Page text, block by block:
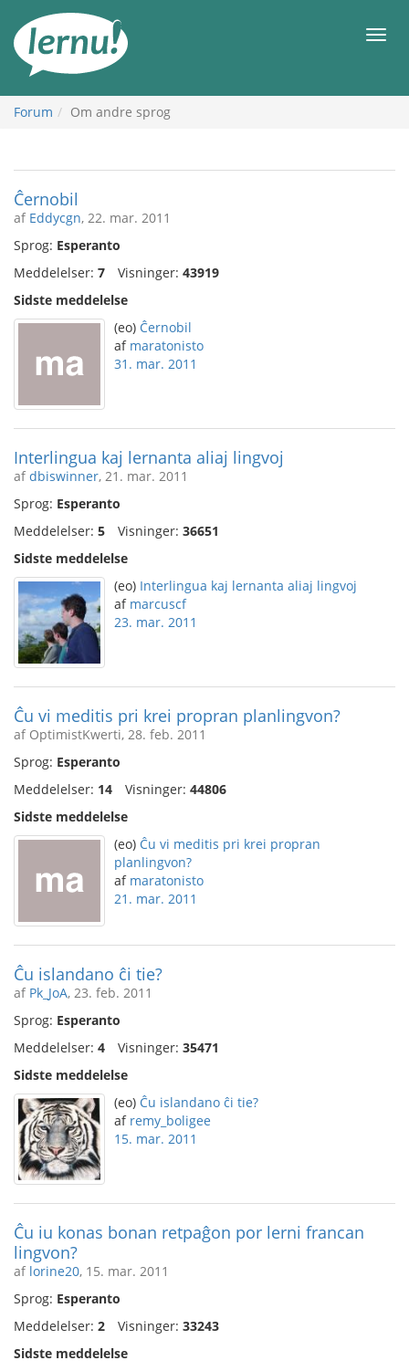
indholdet
Forum Om andre sprog
Ĉernobil
af Eddycgn, 22. mar. 2011
Sprog: Esperanto
Meddelelser: 7 Visninger: 43919
Sidste meddelelse
(eo) Ĉernobil
af maratonisto
31. mar. 2011
Interlingua kaj lernanta aliaj lingvoj
afdbiswinner, 21. mar. 2011
Sprog: Esperanto
Meddelelser: 5 Visninger: 36651
Sidste meddelelse
(eo) Interlingua kaj lernanta aliaj lingvoj
af marcuscf
23. mar. 2011
Ĉu vi meditis pri krei propran planlingvon?
af OptimistKwerti, 28. feb. 2011
Sprog: Esperanto
Meddelelser: 14 Visninger: 44806
Sidste meddelelse
(eo) Ĉu vi meditis pri krei propran
planlingvon?
af maratonisto
21. mar. 2011
Ĉu islandano ĉi tie?
af Pk_JoA, 23. feb. 2011
Sprog: Esperanto
Meddelelser: 4 Visninger: 35471
Sidste meddelelse
(eo) Ĉu islandano ĉi tie?
af remy_boligee
15. mar. 2011
Ĉu iu konas bonan retpaĝon por lerni francan
lingvon?
af lorine20, 15. mar. 2011
Sprog: Esperanto
Meddelelser: 2 Visninger: 33243
Sidste meddelelse